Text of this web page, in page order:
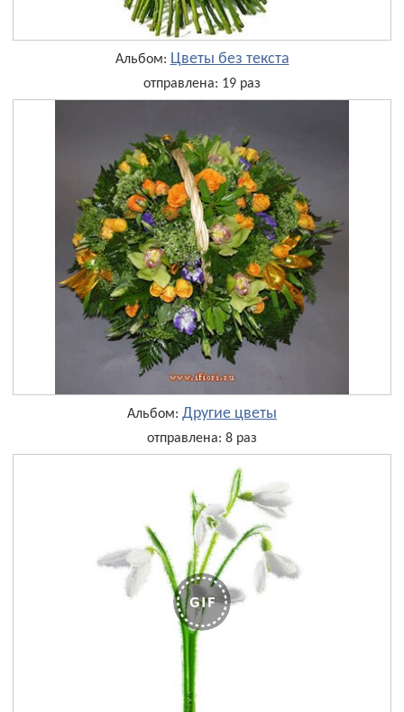
Альбом: Цветы без текста
отправлена: 19 раз
Альбом: Другие цветы
отправлена: 8 раз